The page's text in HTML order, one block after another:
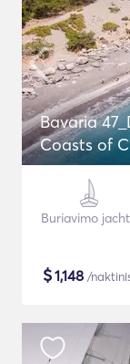
Bavaria
Coasts of
Buriavimo
$1,148 /